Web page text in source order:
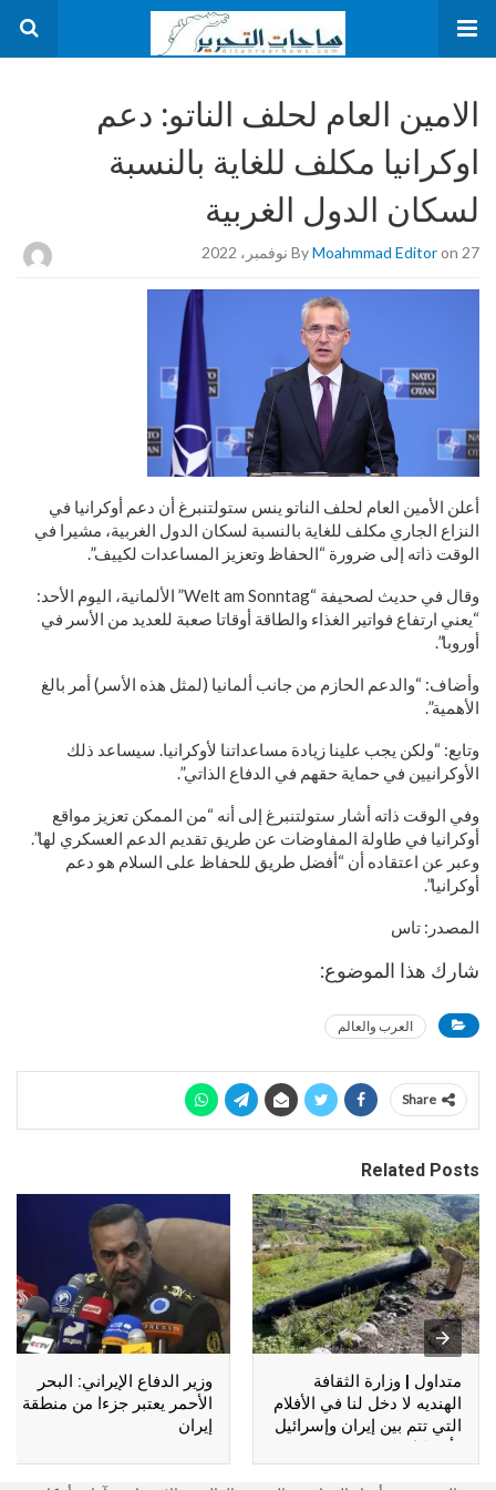
الامين العام لحلف الناتو: دعم
اوكرانيا مكلف للغاية بالنسبة
لسكان الدول الغربية
ByMoahmmad Editoron 27 نوفمبر، 2022
أعلن الأمين العام لحلف الناتو ينس ستولتنبرغ أن دعم أوكرانيا في
النزاع الجاري مكلف للغاية بالنسبة لسكان الدول الغربية، مشيرا في
الوقت ذاته إلى ضرورة “الحفاظ وتعزيز المساعدات لكييف”.
وقال في حديث لصحيفة “Welt am Sonntag” الألمانية، اليوم الأحد:
“يعني ارتفاع فواتير الغذاء والطاقة أوقاتا صعبة للعديد من الأسر في
أوروبا”.
وأضاف: “والدعم الحازم من جانب ألمانيا (لمثل هذه الأسر) أمر بالغ
الأهمية”.
وتابع: “ولكن يجب علينا زيادة مساعداتنا لأوكرانيا. سيساعد ذلك
الأوكرانيين في حماية حقهم في الدفاع الذاتي”.
وفي الوقت ذاته أشار ستولتنبرغ إلى أنه “من الممكن تعزيز مواقع
أوكرانيا في طاولة المفاوضات عن طريق تقديم الدعم العسكري لها”.
وعبر عن اعتقاده أن “أفضل طريق للحفاظ على السلام هو دعم
أوكرانيا”.
المصدر: تاس
شارك هذا الموضوع:
العرب والعالم
Share
Related Posts
متداول | وزارة الثقافة
الهنديه لا دخل لنا في الأفلام
التي تتم بين إيران وإسرائيل
وأمريكا !!
وزير الدفاع الإيراني: البحر
الأحمر يعتبر جزءا من منطقة
إيران